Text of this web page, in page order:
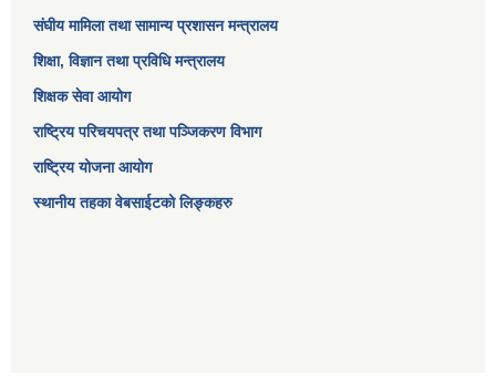
संघीय मामिला तथा सामान्य प्रशासन मन्त्रालय
शिक्षा, विज्ञान तथा प्रविधि मन्त्रालय
शिक्षक सेवा आयोग
राष्ट्रिय परिचयपत्र तथा पञ्जिकरण विभाग
राष्ट्रिय योजना आयोग
स्थानीय तहका वेबसाईटको लिङ्कहरु